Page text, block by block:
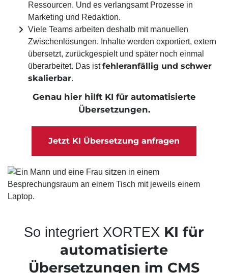
Ressourcen. Und es verlangsamt Prozesse in
Marketing und Redaktion.
Viele Teams arbeiten deshalb mit manuellen
Zwischenlösungen. Inhalte werden exportiert, extern
übersetzt, zurückgespielt und später noch einmal
überarbeitet. Das istfehleranfällig und schwer
skalierbar.
Genau hier hilft KI für automatisierte
Übersetzungen.
Jetzt KI Übersetzung anfragen
So integriert XORTEX KI für
automatisierte
Übersetzungen im CMS